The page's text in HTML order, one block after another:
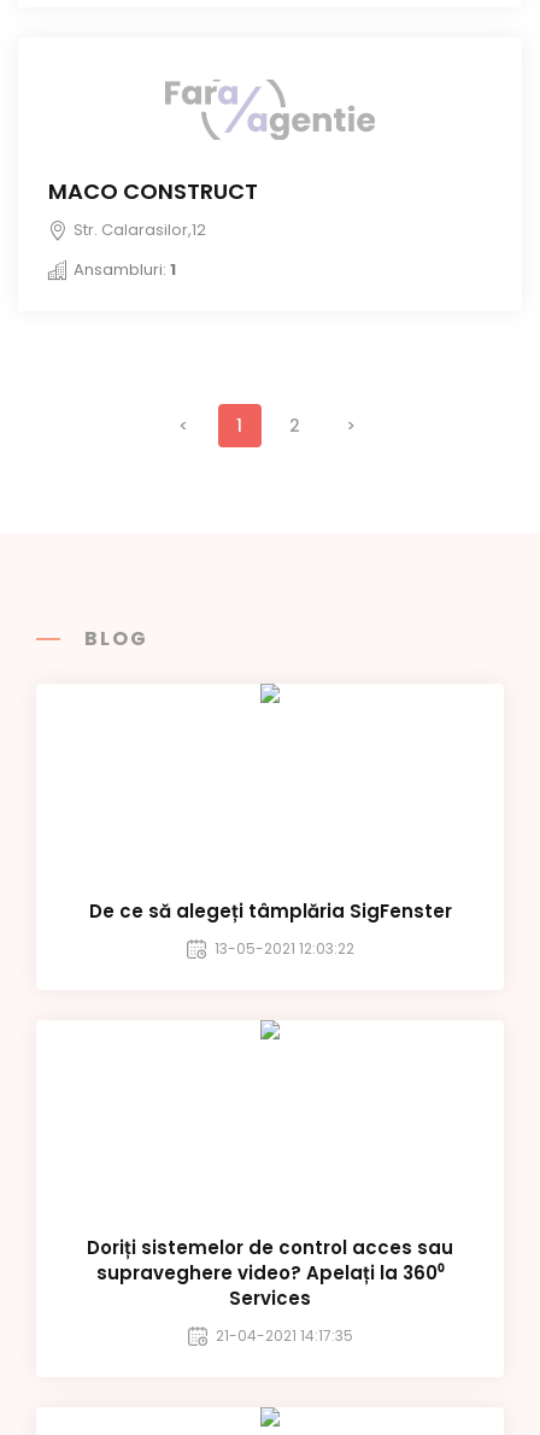
MACO CONSTRUCT
Str. Calarasilor,12
Ansambluri: 1
< 1 2 >
BLOG
De ce să alegeți tâmplăria SigFenster
13-05-2021 12:03:22
Doriți sistemelor de control acces sau
supraveghere video? Apelați la 360⁰
Services
21-04-2021 14:17:35